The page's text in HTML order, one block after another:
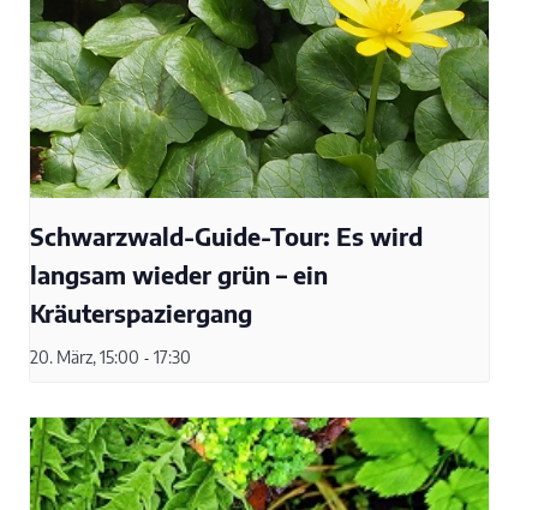
Schwarzwald-Guide-Tour: Es wird
langsam wieder grün – ein
Kräuterspaziergang
20. März, 15:00 - 17:30